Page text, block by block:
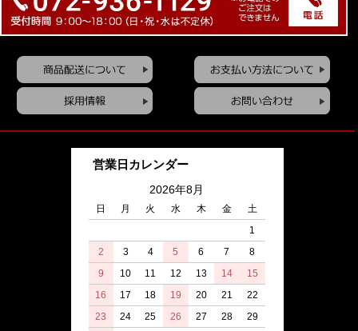
営業日カレンダー
2026年8月
日 月 火 水 木 金
土
1
2
3 4 5 6 7
8
9
10 11 12 13 14
15
16
17 18 19 20 21
22
23
24 25 26 27 28
29